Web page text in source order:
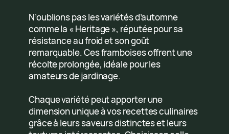
N’oublions pas les variétés d’automne
comme la « Heritage », réputée pour sa
résistance au froid et son goût
remarquable. Ces framboises offrent une
récolte prolongée, idéale pour les
amateurs de jardinage.
Chaque variété peut apporter une
dimension unique à vos recettes culinaires
grâce à leurs saveurs distinctes et leurs